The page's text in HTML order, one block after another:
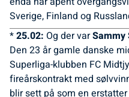
Sverige, Finland og
*25.02: Og der varSammy
Den 23 år gamle danske
Superliga-klubben FC
fireårskontrakt med
blir sett på som en